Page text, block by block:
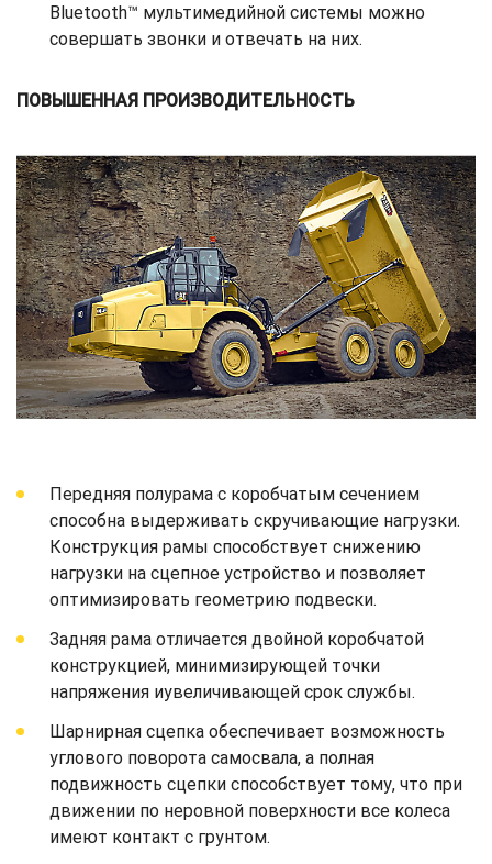
Bluetooth™ мультимедийной системы можно
совершать звонки и отвечать на них.
ПОВЫШЕННАЯ ПРОИЗВОДИТЕЛЬНОСТЬ
Передняя полурама с коробчатым сечением
способна выдерживать скручивающие нагрузки.
Конструкция рамы способствует снижению
нагрузки на сцепное устройство и позволяет
оптимизировать геометрию подвески.
Задняя рама отличается двойной коробчатой
конструкцией, минимизирующей точки
напряжения иувеличивающей срок службы.
Шарнирная сцепка обеспечивает возможность
углового поворота самосвала, а полная
подвижность сцепки способствует тому, что при
движении по неровной поверхности все колеса
имеют контакт с грунтом.